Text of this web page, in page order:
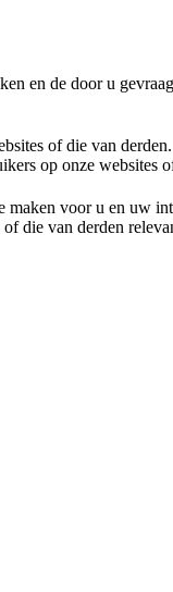
en de door u
of die van derden.
op onze websites
voor u en uw
die van derden